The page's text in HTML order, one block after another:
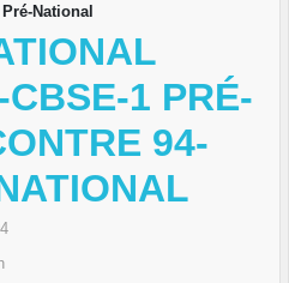
National
1 PRÉ-
94-